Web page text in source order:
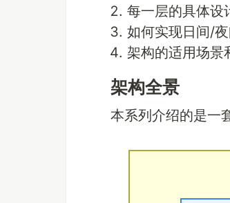
每一层的具体设
如何实现日间/
架构的适用场景
架构全景
本系列介绍的是一